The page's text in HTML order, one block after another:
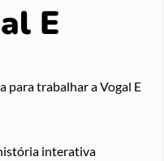
E
para trabalhar a Vogal E
interativa